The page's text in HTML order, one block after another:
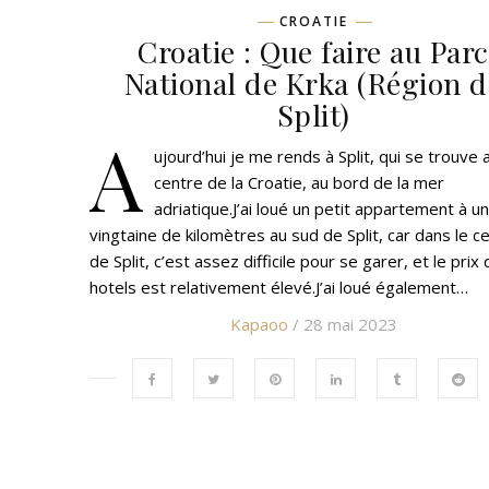
CROATIE
Croatie : Que faire au Parc
National de Krka (Région
Split)
A ujourd’hui je me rends à Split, qui se trouve
centre de la Croatie, au bord de la mer
adriatique.J’ai loué un petit appartement à
vingtaine de kilomètres au sud de Split, car dans le
de Split, c’est assez difficile pour se garer, et le prix
hotels est relativement élevé.J’ai loué également…
Kapaoo / 28 mai 2023